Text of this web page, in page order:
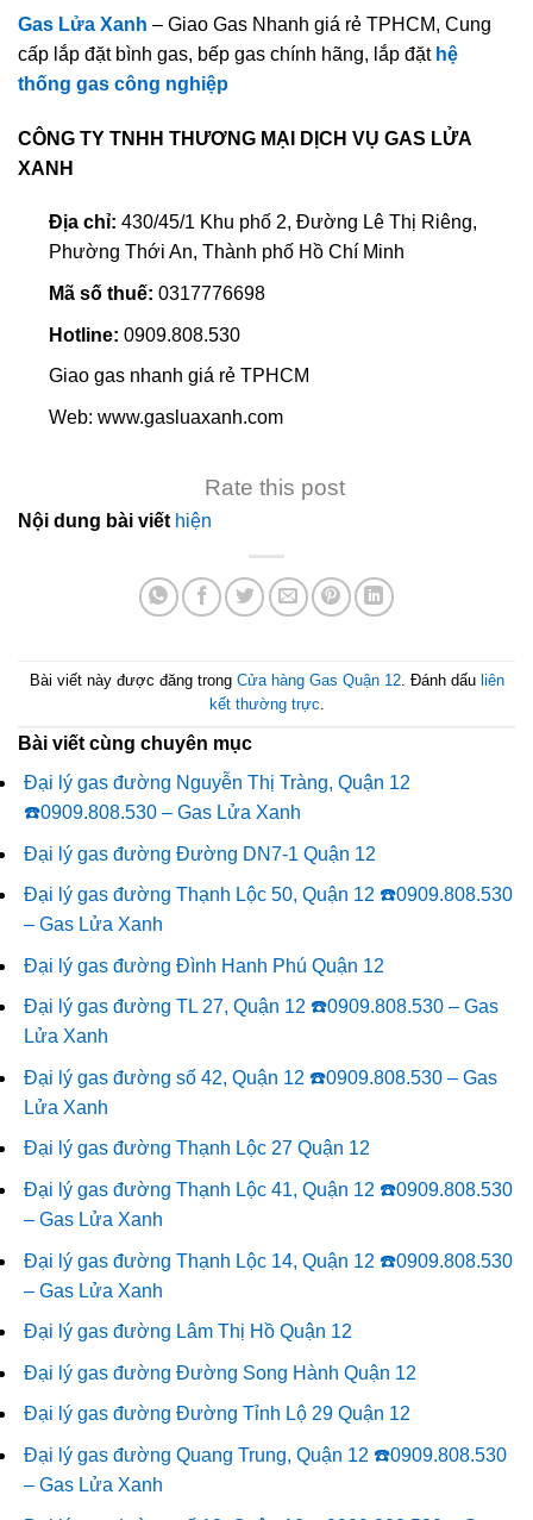
Gas Lửa Xanh – Giao Gas Nhanh giá rẻ TPHCM, Cung
cấp lắp đặt bình gas, bếp gas chính hãng, lắp đặt hệ
thống gas công nghiệp
CÔNG TY TNHH THƯƠNG MẠI DỊCH VỤ GAS LỬA
XANH
Địa chỉ: 430/45/1 Khu phố 2, Đường Lê Thị Riêng,
Phường Thới An, Thành phố Hồ Chí Minh
Mã số thuế: 0317776698
Hotline: 0909.808.530
Giao gas nhanh giá rẻ TPHCM
Web: www.gasluaxanh.com
Rate this post
Nội dung bài viết hiện
Bài viết này được đăng trong Cửa hàng Gas Quận 12. Đánh dấu liên
kết thường trực.
Bài viết cùng chuyên mục
Đại lý gas đường Nguyễn Thị Tràng, Quận 12
☎️0909.808.530 – Gas Lửa Xanh
Đại lý gas đường Đường DN7-1 Quận 12
Đại lý gas đường Thạnh Lộc 50, Quận 12 ☎️0909.808.530
– Gas Lửa Xanh
Đại lý gas đường Đình Hanh Phú Quận 12
Đại lý gas đường TL 27, Quận 12 ☎️0909.808.530 – Gas
Lửa Xanh
Đại lý gas đường số 42, Quận 12 ☎️0909.808.530 – Gas
Lửa Xanh
Đại lý gas đường Thạnh Lộc 27 Quận 12
Đại lý gas đường Thạnh Lộc 41, Quận 12 ☎️0909.808.530
– Gas Lửa Xanh
Đại lý gas đường Thạnh Lộc 14, Quận 12 ☎️0909.808.530
– Gas Lửa Xanh
Đại lý gas đường Lâm Thị Hồ Quận 12
Đại lý gas đường Đường Song Hành Quận 12
Đại lý gas đường Đường Tỉnh Lộ 29 Quận 12
Đại lý gas đường Quang Trung, Quận 12 ☎️0909.808.530
– Gas Lửa Xanh